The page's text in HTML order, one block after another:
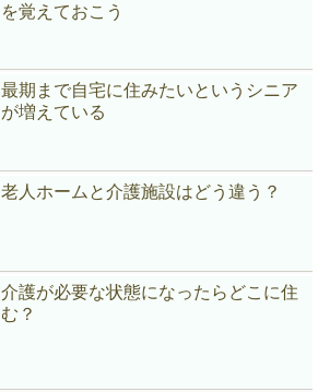
を覚えておこう
最期まで自宅に住みたいというシニア
が増えている
老人ホームと介護施設はどう違う？
介護が必要な状態になったらどこに住
む？